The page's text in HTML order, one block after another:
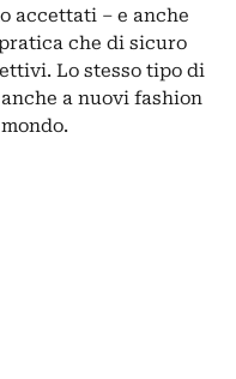
accettati – e anche
che di sicuro
Lo stesso tipo di
a nuovi fashion